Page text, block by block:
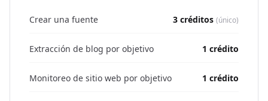
Crear una fuente 3 créditos (único)
Extracción de blog por objetivo 1 crédito
Monitoreo de sitio web por objetivo 1 crédito